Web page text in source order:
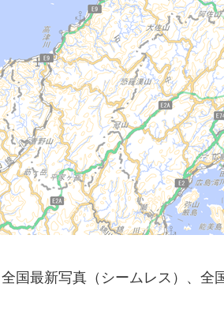
全国最新写真（シームレス）、全